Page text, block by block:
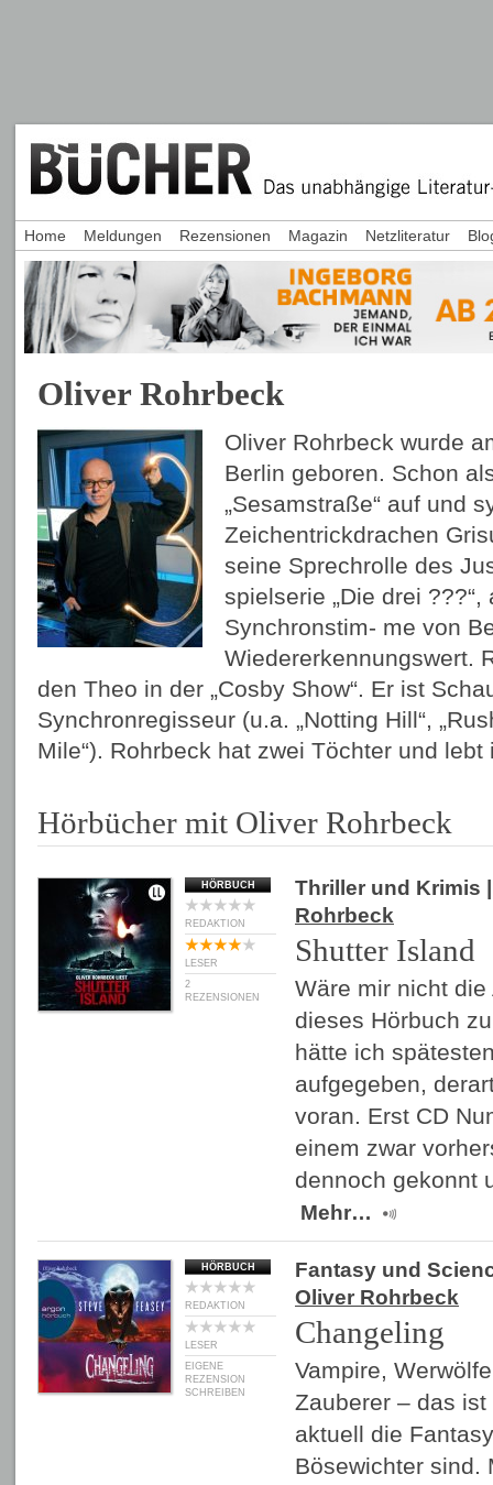
Oliver Rohrbeck
Oliver Rohrbeck wurde
Berlin geboren. Schon
„Sesamstraße“ auf und
Zeichentrickdrachen
seine Sprechrolle des
spielserie „Die drei
Synchronstim- me von
Wiedererkennungswert.
den Theo in der „Cosby Show“. Er ist
Synchronregisseur (u.a. „Notting Hill“,
Mile“). Rohrbeck hat zwei Töchter und lebt
Hörbücher mit Oliver Rohrbeck
HÖRBUCH
REDAKTION
LESER
2
REZENSIONEN
Thriller und Krimis
Rohrbeck
Shutter Island
Wäre mir nicht
dieses Hörbuch
hätte ich
aufgegeben,
voran. Erst CD
einem zwar
dennoch gekonnt
Mehr…
HÖRBUCH
REDAKTION
LESER
EIGENE
REZENSION
SCHREIBEN
Fantasy und
Oliver Rohrbeck
Changeling
Vampire,
Zauberer – das
aktuell die
Bösewichter sind.
Home Meldungen Rezensionen Magazin Netzliteratur